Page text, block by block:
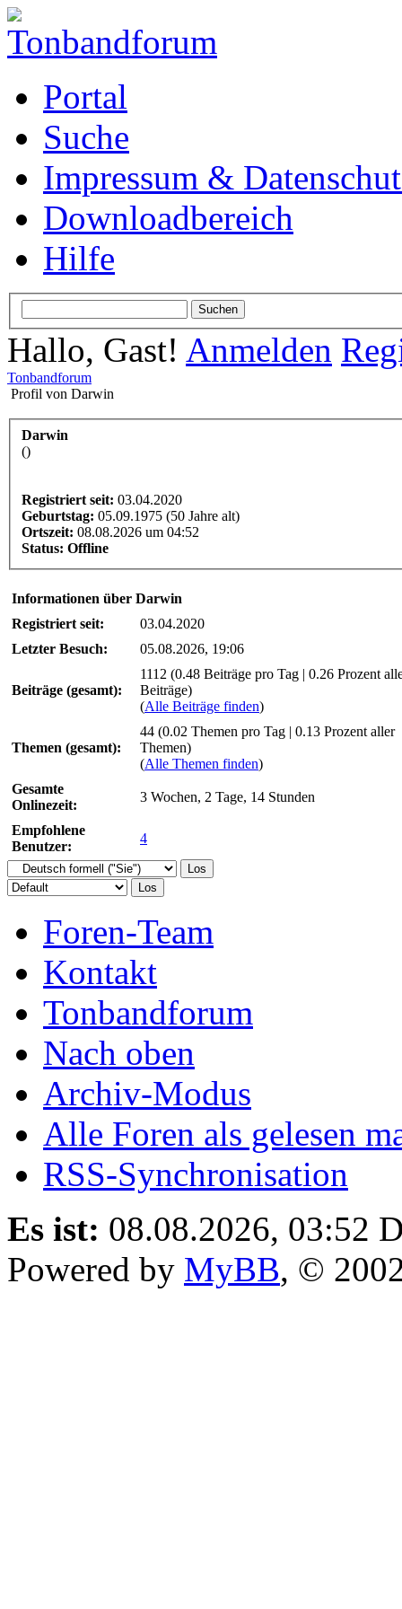
Portal
Suche
Impressum &
Downloadbereich
Hilfe
Hallo, Gast! Anmelden
Tonbandforum
Profil von Darwin
Darwin
()
Registriert seit: 03.04.2020
Geburtstag: 05.09.1975 (50 Jahre alt)
Ortszeit: 08.08.2026 um 04:52
Status: Offline
Informationen über Darwin
Registriert seit:
03.04.2020
Letzter Besuch:
05.08.2026, 19:06
Beiträge (gesamt):
1112 (0.48 Beiträge pro Tag | 0.26 Prozent
Beiträge)
(Alle Beiträge finden)
Themen (gesamt):
44 (0.02 Themen pro Tag | 0.13 Prozent aller
Themen)
(Alle Themen finden)
Gesamte
Onlinezeit:
3 Wochen, 2 Tage, 14 Stunden
Empfohlene
Benutzer:
4
Foren-Team
Kontakt
Tonbandforum
Nach oben
Archiv-Modus
Alle Foren als gelesen
RSS-Synchronisation
Es ist: 08.08.2026, 03:52
Powered by MyBB , ©